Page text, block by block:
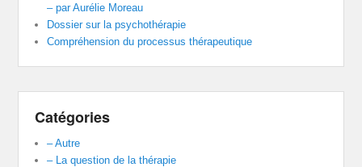
– par Aurélie Moreau
Dossier sur la psychothérapie
Compréhension du processus thérapeutique
Catégories
– Autre
– La question de la thérapie